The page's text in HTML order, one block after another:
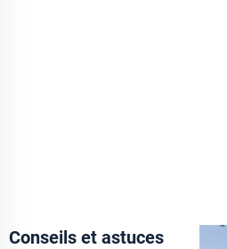
Conseils et astuces